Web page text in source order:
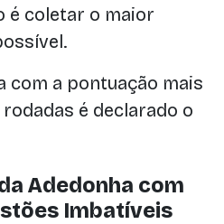
é coletar o maior
com a pontuação mais
é declarado o
Adedonha com
Imbatíveis